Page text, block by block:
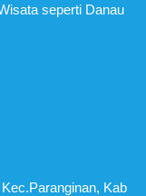
seperti Danau
Kab